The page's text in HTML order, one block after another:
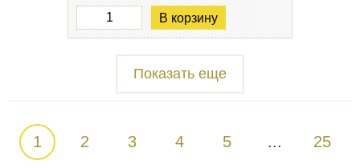
В корзину
Показать еще
1 2 3 4 5 ... 25